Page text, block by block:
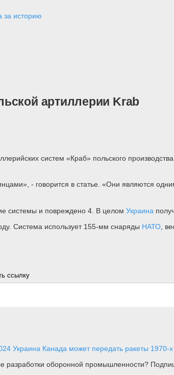
за историю
артиллерии Krab
систем «Краб» польского
- говорится в статье. «Они являются
системы и повреждено 4. В целом Украина
Система использует 155-мм снаряды НАТО ,
ссылку
Украина Канада может передать ракеты 1970-х
разработки оборонной промышленности?